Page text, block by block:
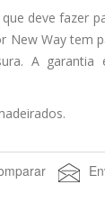
deve fazer
New Way tem
A